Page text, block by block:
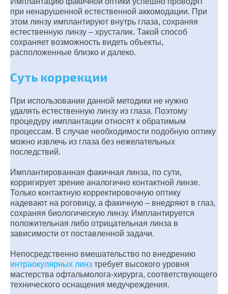
при ненарушенной естественной аккомодации. При
этом линзу имплантируют внутрь глаза, сохраняя
естественную линзу – хрусталик. Такой способ
сохраняет возможность видеть объекты,
расположенные близко и далеко.
Суть коррекции
При использовании данной методики не нужно
удалять естественную линзу из глаза. Поэтому
процедуру имплантации относят к обратимым
процессам. В случае необходимости подобную оптику
можно извлечь из глаза без нежелательных
последствий.
Имплантированная факичная линза, по сути,
корригирует зрение аналогично контактной линзе.
Только контактную корректировочную оптику
надевают на роговицу, а факичную – внедряют в глаз,
сохраняя биологическую линзу. Имплантируется
положительная либо отрицательная линза в
зависимости от поставленной задачи.
Непосредственно вмешательство по внедрению
интраокулярных линз требует высокого уровня
мастерства офтальмолога-хирурга, соответствующего
технического оснащения медучреждения.